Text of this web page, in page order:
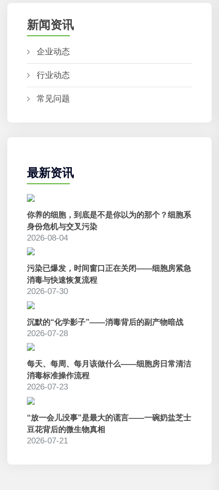
新闻资讯
企业动态
行业动态
常见问题
最新资讯
你养的细胞，到底是不是你以为的那个？细胞系
身份危机与交叉污染
2026-08-04
污染已爆发，时间窗口正在关闭——细胞房紧急
消毒与快速恢复流程
2026-07-30
沉默的“化学影子”——消毒背后的副产物暗战
2026-07-28
每天、每周、每月该做什么——细胞房日常清洁
消毒标准操作流程
2026-07-23
“放一会儿没事”是最大的谎言——一碗奶盐芝士
豆花背后的微生物真相
2026-07-21